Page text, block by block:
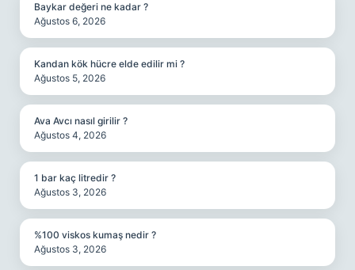
Baykar değeri ne kadar ?
Ağustos 6, 2026
Kandan kök hücre elde edilir mi ?
Ağustos 5, 2026
Ava Avcı nasıl girilir ?
Ağustos 4, 2026
1 bar kaç litredir ?
Ağustos 3, 2026
%100 viskos kumaş nedir ?
Ağustos 3, 2026